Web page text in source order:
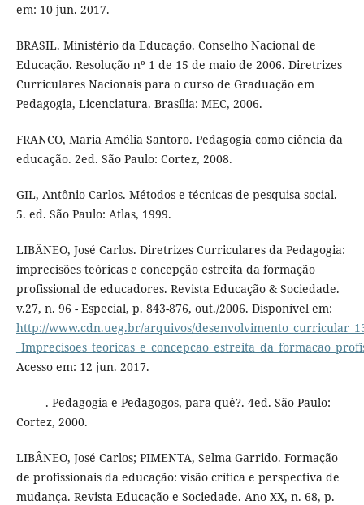
em: 10 jun. 2017.
BRASIL. Ministério da Educação. Conselho Nacional de
Educação. Resolução nº 1 de 15 de maio de 2006. Diretrizes
Curriculares Nacionais para o curso de Graduação em
Pedagogia, Licenciatura. Brasília: MEC, 2006.
FRANCO, Maria Amélia Santoro. Pedagogia como ciência da
educação. 2ed. São Paulo: Cortez, 2008.
GIL, Antônio Carlos. Métodos e técnicas de pesquisa social.
5. ed. São Paulo: Atlas, 1999.
LIBÂNEO, José Carlos. Diretrizes Curriculares da Pedagogia:
imprecisões teóricas e concepção estreita da formação
profissional de educadores. Revista Educação & Sociedade.
v.27, n. 96 - Especial, p. 843-876, out./2006. Disponível em:
http://www.cdn.ueg.br/arquivos/
Acesso em: 12 jun. 2017.
______. Pedagogia e Pedagogos, para quê?. 4ed. São Paulo:
Cortez, 2000.
LIBÂNEO, José Carlos; PIMENTA, Selma Garrido. Formação
de profissionais da educação: visão crítica e perspectiva de
mudança. Revista Educação e Sociedade. Ano XX, n. 68, p.